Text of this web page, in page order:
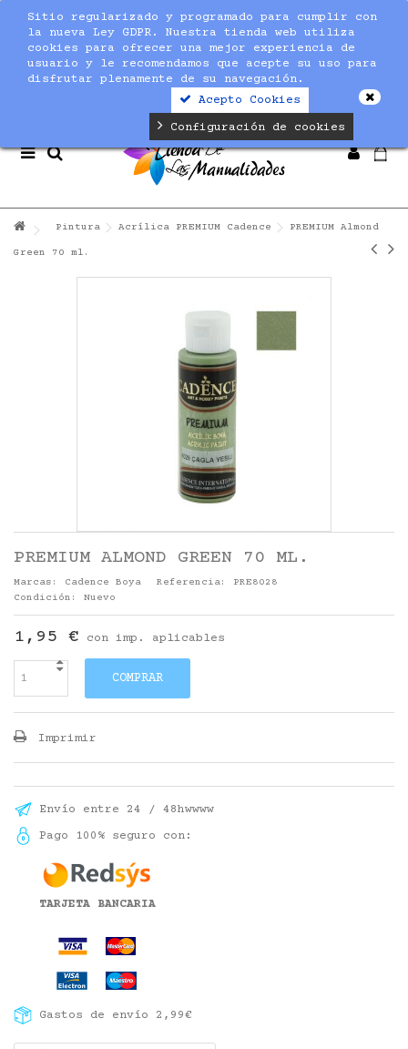
Notice : Undefined index: max_amount in
/home/nuevaltm/public_html/modules/sequracheckout/lib/
on line19
Sitio regularizado y programado para cumplir con
la nueva Ley GDPR. Nuestra tienda web utiliza
cookies para ofrecer una mejor experiencia de
usuario y le recomendamos que acepte su uso para
disfrutar plenamente de su navegación.
Acepto Cookies
Configuración de cookies
Pintura Acrílica PREMIUM Cadence PREMIUM Almond
Green 70 ml.
PREMIUM ALMOND GREEN 70 ML.
Marcas: Cadence Boya Referencia:
PRE8028
Condición:
Nuevo
1,95 € con imp. aplicables
COMPRAR
Imprimir
Envío entre 24 / 48hwwww
Pago 100% seguro con:
TARJETA BANCARIA
Gastos de envío 2,99€